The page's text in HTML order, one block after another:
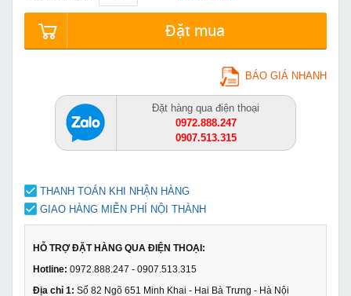
Đặt mua
BÁO GIÁ NHANH
Đặt hàng qua điện thoại
0972.888.247
0907.513.315
THANH TOÁN KHI NHẬN HÀNG
GIAO HÀNG MIỄN PHÍ NỘI THÀNH
HỖ TRỢ ĐẶT HÀNG QUA ĐIỆN THOẠI:
Hotline: 0972.888.247 - 0907.513.315
Địa chỉ 1: Số 82 Ngõ 651 Minh Khai - Hai Bà Trưng - Hà Nội